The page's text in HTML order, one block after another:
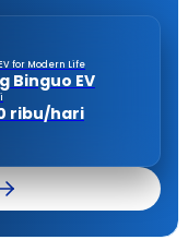
for Modern Life
Binguo EV
ribu/hari